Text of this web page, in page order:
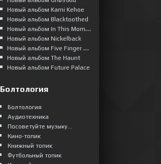
Новый альбом Kami Kehoe
Новый альбом Blacktoothed
Новый альбом In This Moment
Новый альбом Nickelback
Новый альбом Five Finger Death Punch
Новый альбом The Haunt
Новый альбом Future Palace
Болтология
Болтология
Аудиотехника
Посоветуйте музыку...
Кино-топик
Книжный топик
Футбольный топик